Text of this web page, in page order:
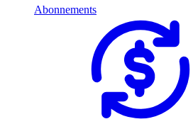
Abonnements